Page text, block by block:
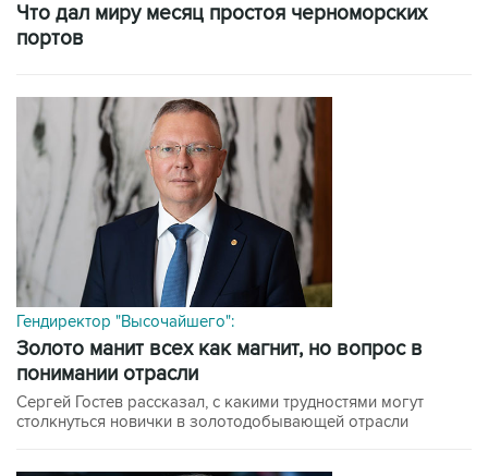
Что дал миру месяц простоя черноморских
портов
Гендиректор "Высочайшего":
Золото манит всех как магнит, но вопрос в
понимании отрасли
Сергей Гостев рассказал, с какими трудностями могут
столкнуться новички в золотодобывающей отрасли